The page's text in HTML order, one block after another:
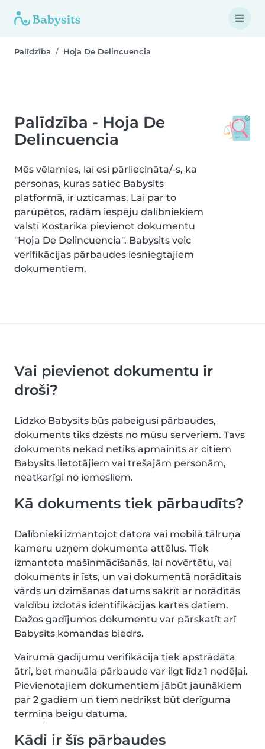
Palīdzība Hoja De Delincuencia
Palīdzība - Hoja De
Delincuencia
Mēs vēlamies, lai esi pārliecināta/-s, ka
personas, kuras satiec Babysits
platformā, ir uzticamas. Lai par to
parūpētos, radām iespēju dalībniekiem
valstī Kostarika pievienot dokumentu
"Hoja De Delincuencia". Babysits veic
verifikācijas pārbaudes iesniegtajiem
dokumentiem.
Vai pievienot dokumentu ir
droši?
Līdzko Babysits būs pabeigusi pārbaudes,
dokuments tiks dzēsts no mūsu serveriem. Tavs
dokuments nekad netiks apmainīts ar citiem
Babysits lietotājiem vai trešajām personām,
neatkarīgi no iemesliem.
Kā dokuments tiek pārbaudīts?
Dalībnieki izmantojot datora vai mobilā tālruņa
kameru uzņem dokumenta attēlus. Tiek
izmantota mašīnmācīšanās, lai novērtētu, vai
dokuments ir īsts, un vai dokumentā norādītais
vārds un dzimšanas datums sakrīt ar norādītās
valdību izdotās identifikācijas kartes datiem.
Dažos gadījumos dokumentu var pārskatīt arī
Babysits komandas biedrs.
Vairumā gadījumu verifikācija tiek apstrādāta
ātri, bet manuāla pārbaude var ilgt līdz 1 nedēļai.
Pievienotajiem dokumentiem jābūt jaunākiem
par 2 gadiem un tiem nedrīkst būt derīguma
termiņa beigu datuma.
Kādi ir šīs pārbaudes